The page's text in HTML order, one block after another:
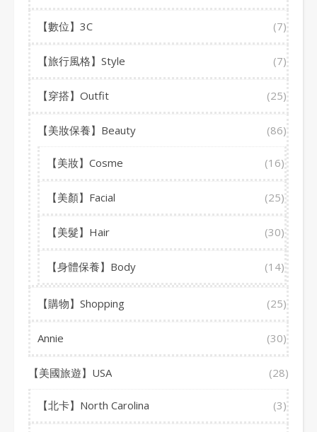
【數位】3C (7)
【旅行風格】Style (7)
【穿搭】Outfit (25)
【美妝保養】Beauty (86)
【美妝】Cosme (16)
【美顏】Facial (25)
【美髮】Hair (30)
【身體保養】Body (14)
【購物】Shopping (25)
Annie (30)
【美國旅遊】USA (28)
【北卡】North Carolina (3)